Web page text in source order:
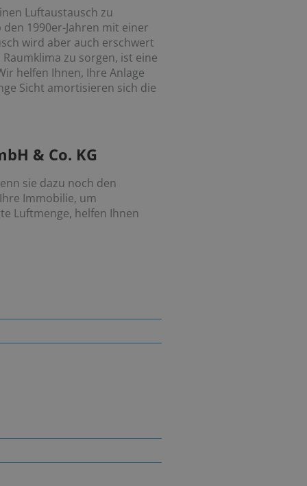
Luftaustausch zu
1990er-Jahren mit einer
wird aber auch erschwert
zu sorgen, ist eine
helfen Ihnen, Ihre Anlage
Sicht amortisieren sich die
& Co. KG
sie dazu noch den
Immobilie, um
Luftmenge, helfen Ihnen